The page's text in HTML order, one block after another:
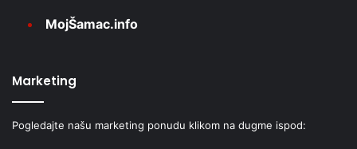
MojŠamac.info
Marketing
Pogledajte našu marketing ponudu klikom na dugme ispod: